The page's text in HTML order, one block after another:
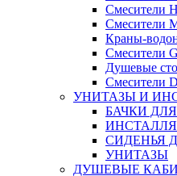
Смесители
Смесители
Краны-
Смесители
Душевые
Смесители
УНИТАЗЫ И
БАЧКИ
СИДЕНЬЯ
УНИТАЗЫ
ДУШЕВЫЕ